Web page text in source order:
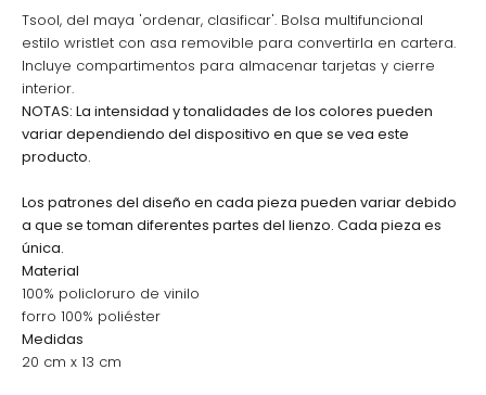
Tsool, del maya 'ordenar, clasificar'. Bolsa multifuncional
estilo wristlet con asa removible para convertirla en cartera.
Incluye compartimentos para almacenar tarjetas y cierre
interior.
NOTAS: La intensidad y tonalidades de los colores pueden
variar dependiendo del dispositivo en que se vea este
producto.
Los patrones del diseño en cada pieza pueden variar debido
a que se toman diferentes partes del lienzo. Cada pieza es
única.
Material
100% policloruro de vinilo
forro 100% poliéster
Medidas
20 cm x 13 cm